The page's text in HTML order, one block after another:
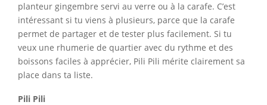
planteur gingembre servi au verre ou à la carafe. C’est
intéressant si tu viens à plusieurs, parce que la carafe
permet de partager et de tester plus facilement. Si tu
veux une rhumerie de quartier avec du rythme et des
boissons faciles à apprécier, Pili Pili mérite clairement sa
place dans ta liste.
Pili Pili